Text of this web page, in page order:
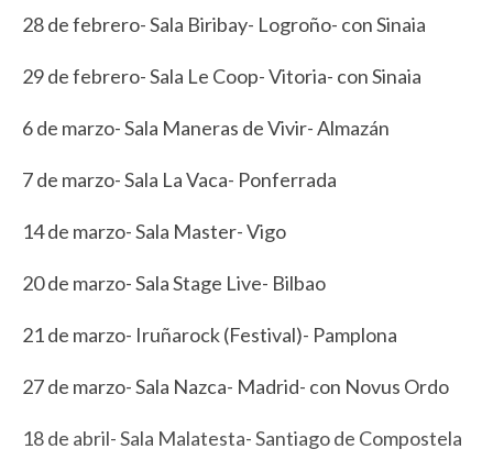
28 de febrero- Sala Biribay- Logroño- con Sinaia
29 de febrero- Sala Le Coop- Vitoria- con Sinaia
6 de marzo- Sala Maneras de Vivir- Almazán
7 de marzo- Sala La Vaca- Ponferrada
14 de marzo- Sala Master- Vigo
20 de marzo- Sala Stage Live- Bilbao
21 de marzo- Iruñarock (Festival)- Pamplona
27 de marzo- Sala Nazca- Madrid- con Novus Ordo
18 de abril- Sala Malatesta- Santiago de Compostela